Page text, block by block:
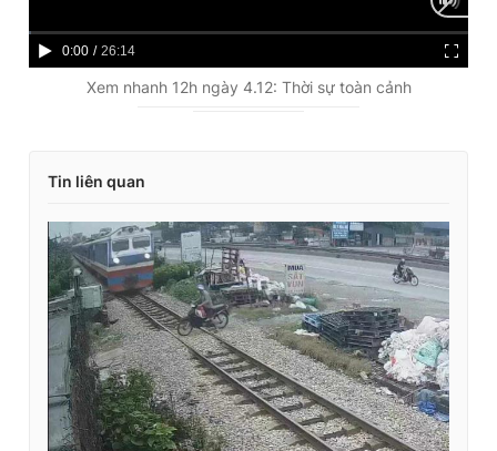
C
e
t
T
i
m
e
0:00 / D
u
t
n
26:14
Xem nhanh 12h ngày 4.12: Thời sự toàn cảnh
Tin liên quan